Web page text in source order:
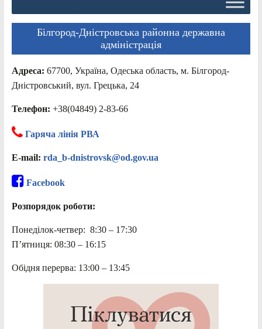
Білгород-Дністровська районна державна
адміністрація
Адреса: 67700, Україна, Одеська область, м. Білгород-
Дністровський, вул. Грецька, 24
Телефон: +38(04849) 2-83-66
Гаряча лінія РВА
E-mail: rda_b-dnistrovsk@od.gov.ua
Facebook
Розпорядок роботи:
Понеділок-четвер: 8:30 – 17:30
П’ятниця: 08:30 – 16:15
Обідня перерва: 13:00 – 13:45